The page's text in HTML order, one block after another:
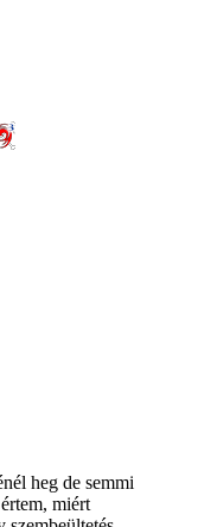
heg de semmi
miért